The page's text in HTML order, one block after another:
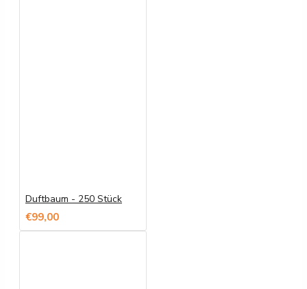
Duftbaum - 250 Stück
€99,00